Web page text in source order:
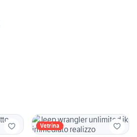
Vetrina